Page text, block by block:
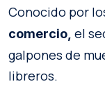
Conocido por
comercio, el
galpones de
libreros.